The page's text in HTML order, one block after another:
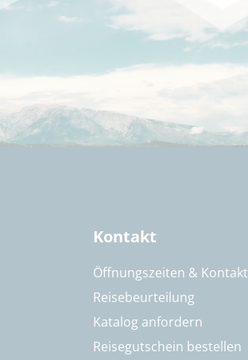
Kontakt
Öffnungszeiten & Kontakt
Reisebeurteilung
Katalog anfordern
Reisegutschein bestellen